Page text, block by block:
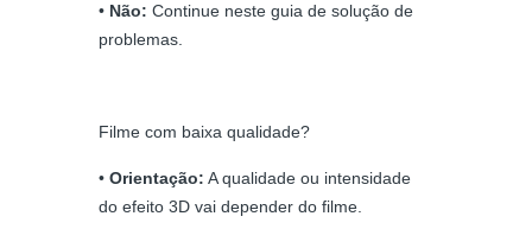
• Não: Continue neste guia de solução de
problemas.
Filme com baixa qualidade?
• Orientação: A qualidade ou intensidade
do efeito 3D vai depender do filme.